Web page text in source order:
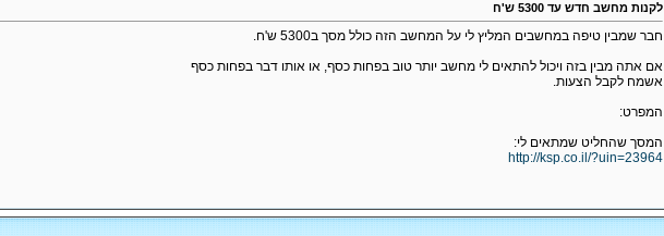
לקנות מחשב חדש עד 5300 ש'ח
חבר שמבין טיפה במחשבים המליץ לי על המחשב הזה כולל מסך ב5300 ש'ח.
אם אתה מבין בזה ויכול להתאים לי מחשב יותר טוב בפחות כסף, או אותו דבר בפחות כסף
אשמח לקבל הצעות.
המפרט:
המסך שהחליט שמתאים לי:
http://ksp.co.il/?uin=23964